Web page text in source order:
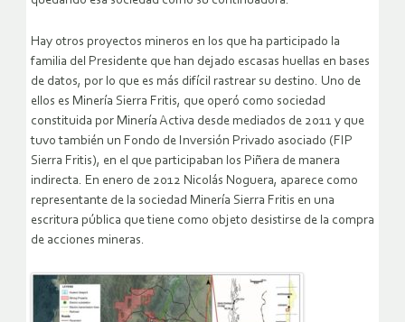
Hay otros proyectos mineros en los que ha participado la
familia del Presidente que han dejado escasas huellas en bases
de datos, por lo que es más difícil rastrear su destino. Uno de
ellos es Minería Sierra Fritis, que operó como sociedad
constituida por Minería Activa desde mediados de 2011 y que
tuvo también un Fondo de Inversión Privado asociado (FIP
Sierra Fritis), en el que participaban los Piñera de manera
indirecta. En enero de 2012 Nicolás Noguera, aparece como
representante de la sociedad Minería Sierra Fritis en una
escritura pública que tiene como objeto desistirse de la compra
de acciones mineras.